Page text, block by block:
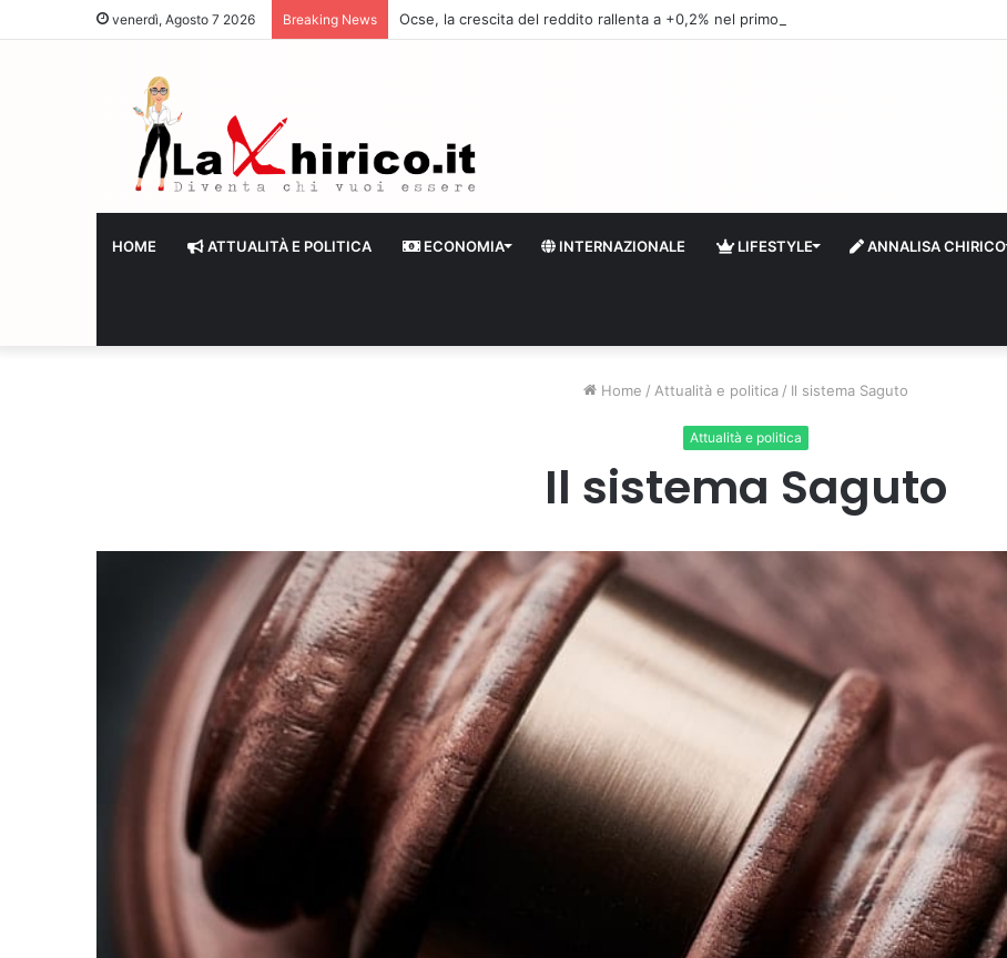
venerdì, Agosto 7 2026 Breaking News Ocse, la crescita del reddito rallenta a +0,2% nel primo trimestre, in Italia +0,8%
HOME ATTUALITÀ E POLITICA ECONOMIA INTERNAZIONALE LIFESTYLE ANNALISA CHIRICO
Home / Attualità e politica / Il sistema Saguto
Attualità e politica
Il sistema Saguto